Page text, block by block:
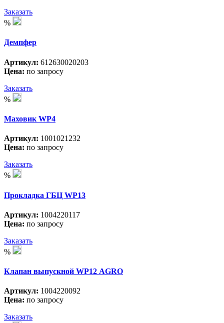
Заказать
%
Демпфер
Артикул: 612630020203
Цена: по запросу
Заказать
%
Маховик WP4
Артикул: 1001021232
Цена: по запросу
Заказать
%
Прокладка ГБЦ WP13
Артикул: 1004220117
Цена: по запросу
Заказать
%
Клапан выпускной WP12 АGRO
Артикул: 1004220092
Цена: по запросу
Заказать